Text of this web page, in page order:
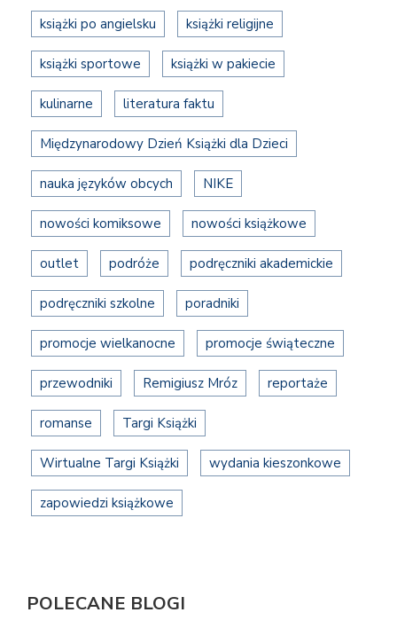
książki po angielsku książki religijne
książki sportowe książki w pakiecie
kulinarne literatura faktu
Międzynarodowy Dzień Książki dla Dzieci
nauka języków obcych NIKE
nowości komiksowe nowości książkowe
outlet podróże podręczniki akademickie
podręczniki szkolne poradniki
promocje wielkanocne promocje świąteczne
przewodniki Remigiusz Mróz reportaże
romanse Targi Książki
Wirtualne Targi Książki wydania kieszonkowe
zapowiedzi książkowe
POLECANE BLOGI